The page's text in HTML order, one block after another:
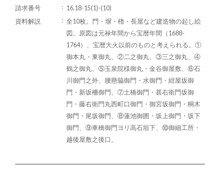
請求番号
16.18-15(1)-(10)
資料解説
全10枚。門・塀・櫓・長屋など建造物の起し絵
図。原図は元禄年間から宝暦年間（1688-
1764）、宝暦大火以前のものと考えられる。①
御本丸・東御丸、②二之御丸、③三之御丸、④
鶴之御丸、⑤玉泉院様御丸・金谷御屋敷、⑥石
川御門之外、腰懸脇御門・水御門・紺屋坂御
門・新坂柵御門、⑦土橋御門・甚右衛門坂御
門・藤右衛門丸西町口御門・御宮坂御門・桐木
御門・尾坂御門、⑧蓮池御囲・坂上御門・坂下
御門、⑨車橋御門ヨリ高石垣下、⑩御細工所・
越後屋敷之後口。